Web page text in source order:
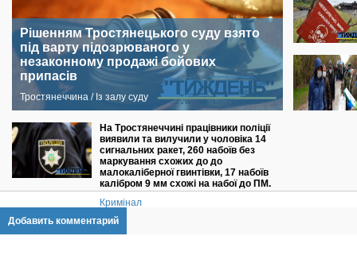
Рішенням Тростянецького суду взято
під варту підозрюваного у
незаконному продажі бойових
припасів
Тростянеччина / Із залу суду
На Тростянеччині працівники поліції
виявили та вилучили у чоловіка 14
сигнальних ракет, 260 набоїв без
маркування схожих до до
малокаліберної гвинтівки, 17 набоїв
калібром 9 мм схожі на набої до ПМ.
Кримінал
Добавить комментарий